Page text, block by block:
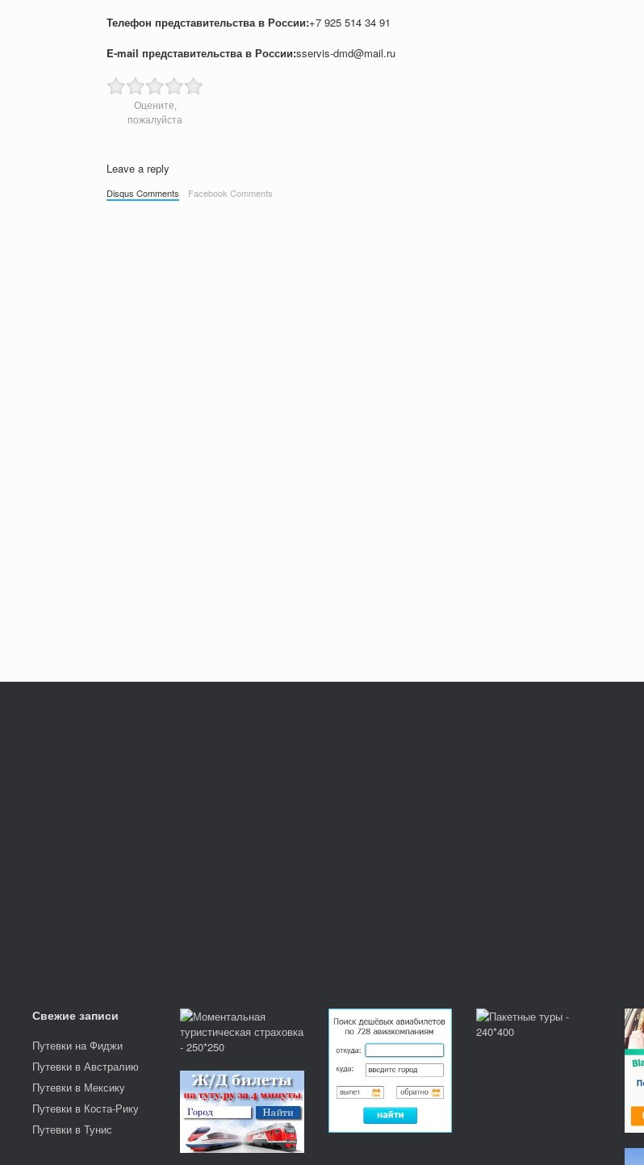
Телефон представительства в России:+7 925 514 34 91
E-mail представительства в России:sservis-dmd@mail.ru
Оцените,
пожалуйста
Leave a reply
Disqus Comments Facebook Comments
Свежие записи
Путевки на Фиджи
Путевки в Австралию
Путевки в Мексику
Путевки в Коста-Рику
Путевки в Тунис